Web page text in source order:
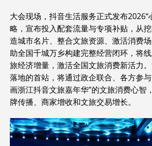
大会现场，抖音生活服务正式发布2026“
略，宣布投入配套流量与专项补贴，从
造城市名片、整合文旅资源、激活消费
助全国千城万乡构建完整经营闭环，将
旅经济增量，激活全国文旅消费新活力
落地的首站，将通过政企联合、各方参
画浙江抖音文旅嘉年华”的文旅消费心智
牌传播、商家增收和文旅交易增长。